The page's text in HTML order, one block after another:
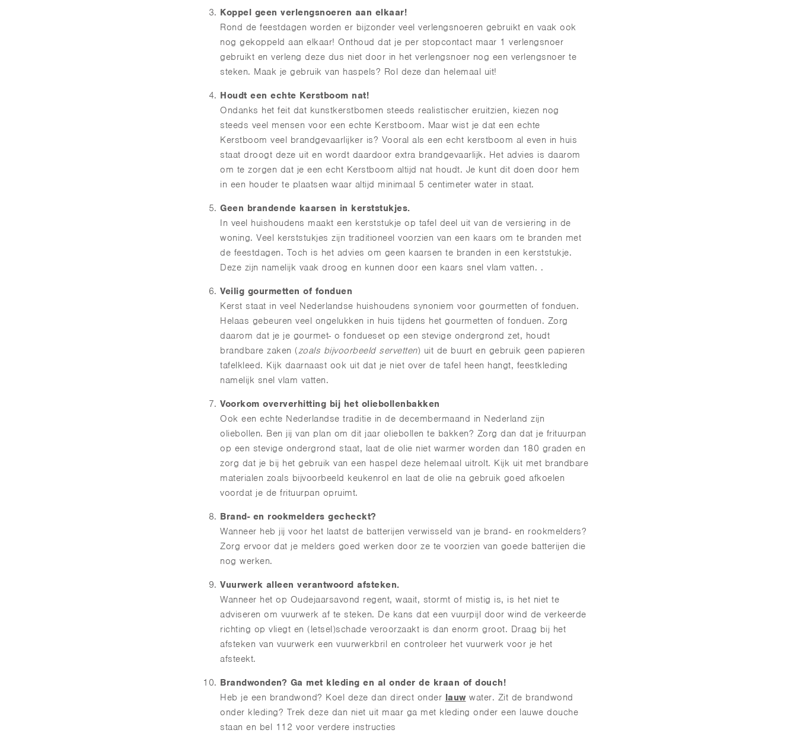
Koppel geen verlengsnoeren aan elkaar!
Rond de feestdagen worden er bijzonder veel verlengsnoeren gebruikt en vaak ook
nog gekoppeld aan elkaar! Onthoud dat je per stopcontact maar 1 verlengsnoer
gebruikt en verleng deze dus niet door in het verlengsnoer nog een verlengsnoer te
steken. Maak je gebruik van haspels? Rol deze dan helemaal uit!
Houdt een echte Kerstboom nat!
Ondanks het feit dat kunstkerstbomen steeds realistischer eruitzien, kiezen nog
steeds veel mensen voor een echte Kerstboom. Maar wist je dat een echte
Kerstboom veel brandgevaarlijker is? Vooral als een echt kerstboom al even in huis
staat droogt deze uit en wordt daardoor extra brandgevaarlijk. Het advies is daarom
om te zorgen dat je een echt Kerstboom altijd nat houdt. Je kunt dit doen door hem
in een houder te plaatsen waar altijd minimaal 5 centimeter water in staat.
Geen brandende kaarsen in kerststukjes.
In veel huishoudens maakt een kerststukje op tafel deel uit van de versiering in de
woning. Veel kerststukjes zijn traditioneel voorzien van een kaars om te branden met
de feestdagen. Toch is het advies om geen kaarsen te branden in een kerststukje.
Deze zijn namelijk vaak droog en kunnen door een kaars snel vlam vatten. .
Veilig gourmetten of fonduen
Kerst staat in veel Nederlandse huishoudens synoniem voor gourmetten of fonduen.
Helaas gebeuren veel ongelukken in huis tijdens het gourmetten of fonduen. Zorg
daarom dat je je gourmet- o fondueset op een stevige ondergrond zet, houdt
brandbare zaken (zoals bijvoorbeeld servetten) uit de buurt en gebruik geen papieren
tafelkleed. Kijk daarnaast ook uit dat je niet over de tafel heen hangt, feestkleding
namelijk snel vlam vatten.
Voorkom oververhitting bij het oliebollenbakken
Ook een echte Nederlandse traditie in de decembermaand in Nederland zijn
oliebollen. Ben jij van plan om dit jaar oliebollen te bakken? Zorg dan dat je frituurpan
op een stevige ondergrond staat, laat de olie niet warmer worden dan 180 graden en
zorg dat je bij het gebruik van een haspel deze helemaal uitrolt. Kijk uit met brandbare
materialen zoals bijvoorbeeld keukenrol en laat de olie na gebruik goed afkoelen
voordat je de frituurpan opruimt.
Brand- en rookmelders gecheckt?
Wanneer heb jij voor het laatst de batterijen verwisseld van je brand- en rookmelders?
Zorg ervoor dat je melders goed werken door ze te voorzien van goede batterijen die
nog werken.
Vuurwerk alleen verantwoord afsteken.
Wanneer het op Oudejaarsavond regent, waait, stormt of mistig is, is het niet te
adviseren om vuurwerk af te steken. De kans dat een vuurpijl door wind de verkeerde
richting op vliegt en (letsel)schade veroorzaakt is dan enorm groot. Draag bij het
afsteken van vuurwerk een vuurwerkbril en controleer het vuurwerk voor je het
afsteekt.
Brandwonden? Ga met kleding en al onder de kraan of douch!
Heb je een brandwond? Koel deze dan direct onder lauwwater. Zit de brandwond
onder kleding? Trek deze dan niet uit maar ga met kleding onder een lauwe douche
staan en bel 112 voor verdere instructies